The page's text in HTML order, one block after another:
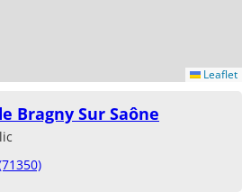
Leaflet
Bragny Sur Saône